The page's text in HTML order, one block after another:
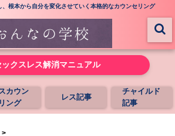
、根本から自分を変化させていく本格的なカウンセリング
クスレス解消マニュアル
カウン
ング
レス記事
チャイルド
記事